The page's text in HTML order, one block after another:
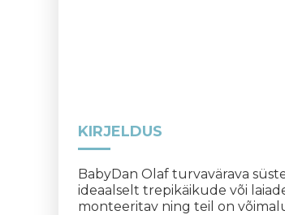
KIRJELDUS
BabyDan Olaf turvavärava
ideaalselt trepikäikude või
monteeritav ning teil on